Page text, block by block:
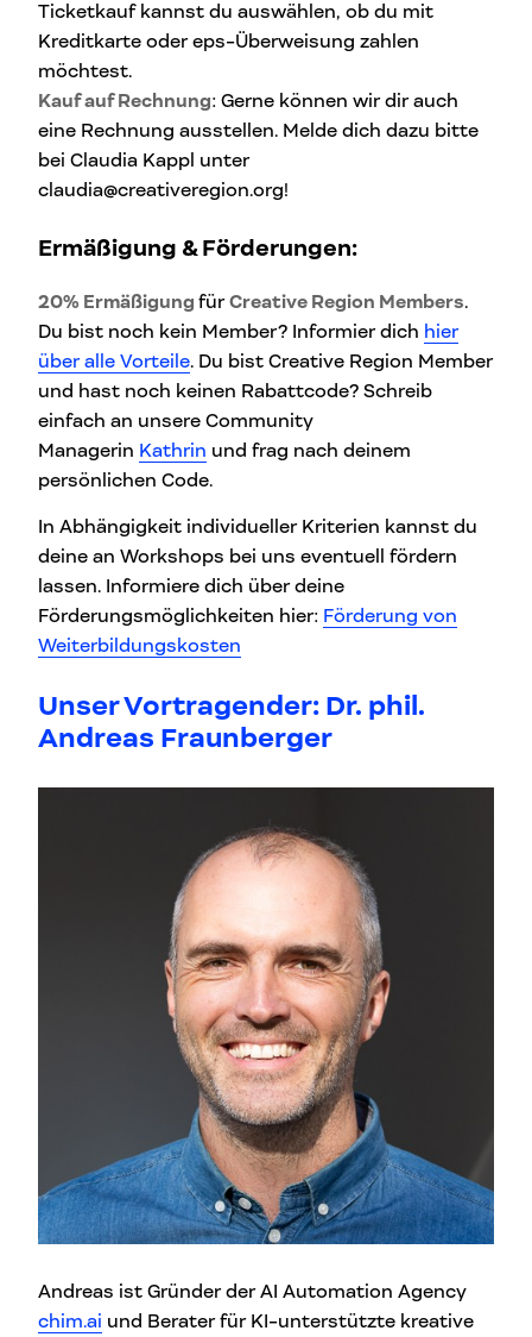
Ticketkauf kannst du auswählen, ob du mit
Kreditkarte oder eps-Überweisung zahlen
möchtest.
Kauf auf Rechnung: Gerne können wir dir auch
eine Rechnung ausstellen. Melde dich dazu bitte
bei Claudia Kappl unter
claudia@creativeregion.org!
Ermäßigung & Förderungen:
20% Ermäßigung fürCreative Region Members.
Du bist noch kein Member? Informier dich hier
über alle Vorteile. Du bist Creative Region Member
und hast noch keinen Rabattcode? Schreib
einfach an unsere Community
Managerin Kathrin und frag nach deinem
persönlichen Code.
In Abhängigkeit individueller Kriterien kannst du
deine an Workshops bei uns eventuell fördern
lassen. Informiere dich über deine
Förderungsmöglichkeiten hier: Förderung von
Weiterbildungskosten
Unser Vortragender: Dr. phil.
Andreas Fraunberger
Andreas ist Gründer der AI Automation Agency
chim.ai und Berater für KI-unterstützte kreative